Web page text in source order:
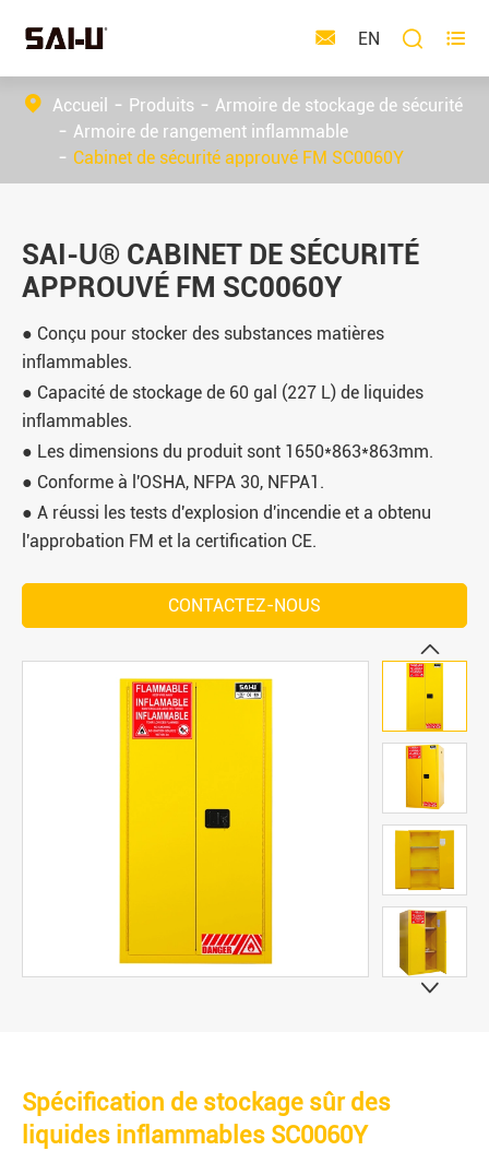
 EN  
Accueil Produits
Armoire de stockage de sécurité
Armoire de rangement inflammable
Cabinet de sécurité approuvé FM SC0060Y
SAI-U® CABINET DE SÉCURITÉ
APPROUVÉ FM SC0060Y
● Conçu pour stocker des substances matières
inflammables.
● Capacité de stockage de 60 gal (227 L) de liquides
inflammables.
● Les dimensions du produit sont 1650*863*863mm.
● Conforme à l'OSHA, NFPA 30, NFPA1.
● A réussi les tests d'explosion d'incendie et a obtenu
l'approbation FM et la certification CE.
CONTACTEZ-NOUS


Spécification de stockage sûr des
liquides inflammables SC0060Y